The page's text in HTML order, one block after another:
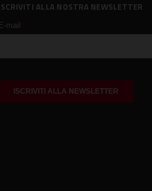
ALLA NOSTRA NEWSLETTER